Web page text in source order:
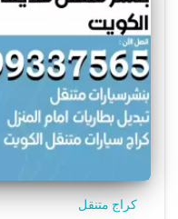
كراج متنقل